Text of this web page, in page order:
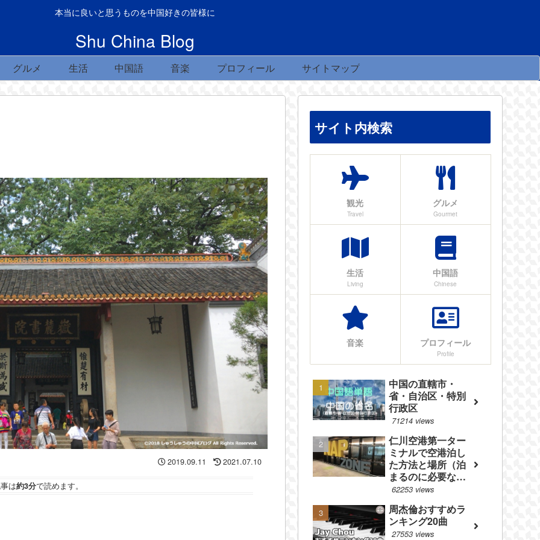
本当に良いと思うものを中国好きの皆様に
Shu China Blog
グルメ 生活 中国語 音楽 プロフィール サイトマップ
2019.09.11 2021.07.10
は約3分で読めます。
サイト内検索
観光
Travel
グルメ
Gourmet
生活
Living
中国語
Chinese
音楽 プロフィール
Profile
中国の直轄市・
省・自治区・特別
行政区
71214 views
仁川空港第一ター
ミナルで空港泊し
た方法と場所（泊
まるのに必要なも
のやフロアマップ
62253 views
周杰倫おすすめラ
ンキング20曲
27553 views